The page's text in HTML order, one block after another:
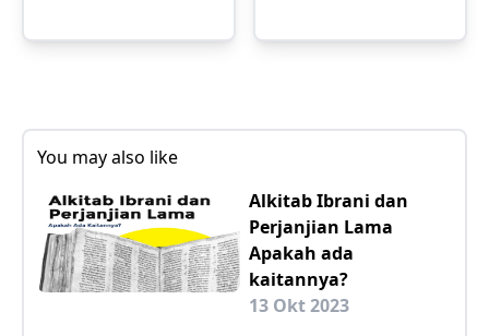
You may also like
Alkitab Ibrani dan
Perjanjian Lama
Apakah ada
kaitannya?
13 Okt 2023